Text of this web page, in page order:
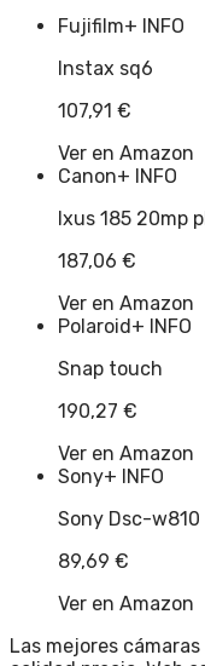
Fujifilm+ INFO
Instax sq6
107,91 €
Ver en Amazon
Canon+ INFO
Ixus 185 20mp
187,06 €
Ver en Amazon
Polaroid+ INFO
Snap touch
190,27 €
Ver en Amazon
Sony+ INFO
Sony Dsc-w810
89,69 €
Ver en Amazon
Las mejores